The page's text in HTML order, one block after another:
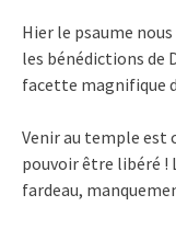
Hier le psaume
les bénédictions de
facette magnifique
Venir au temple est
pouvoir être libéré !
fardeau,